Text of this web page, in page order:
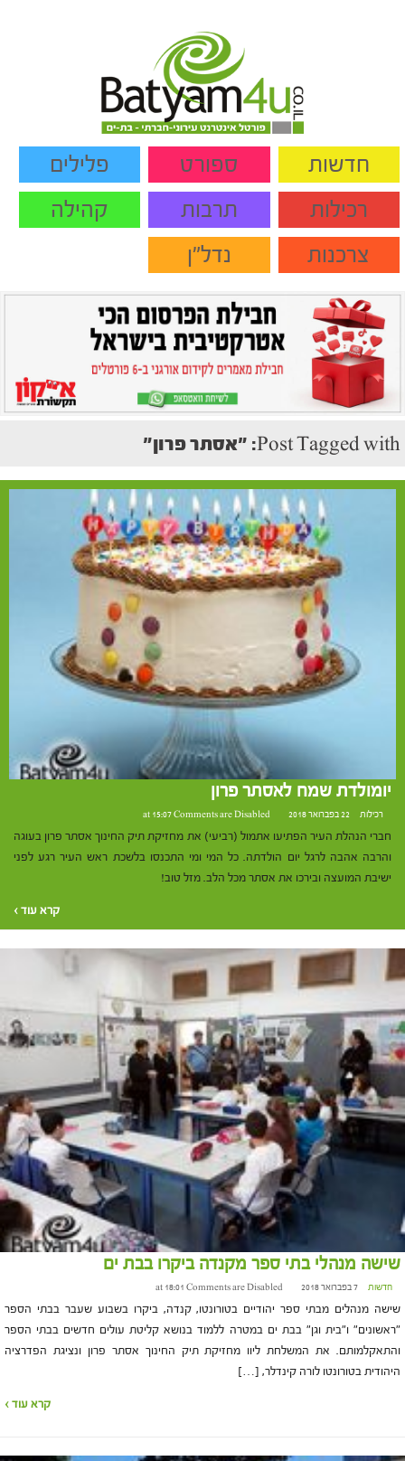
חדשות ספורט
פלילים
רכילות
תרבות
קהילה
צרכנות
נדל"ן
Post Tagged with: "אסתר פרון"
יומולדת שמח לאסתר פרון
רכילות 22 בפברואר 2018 at 15:07 Comments are Disabled
חברי הנהלת העיר הפתיעו אתמול (רביעי) את מחזיקת תיק החינוך אסתר פרון בעוגה
והרבה אהבה לרגל יום הולדתה. כל המי ומי התכנסו בלשכת ראש העיר רגע לפני
ישיבת המועצה ובירכו את אסתר מכל הלב. מזל טוב!
קרא עוד ›
שישה מנהלי בתי ספר מקנדה ביקרו בבת ים
חדשות 7 בפברואר 2018 at 18:01 Comments are Disabled
שישה מנהלים מבתי ספר יהודיים בטורונטו, קנדה, ביקרו בשבוע שעבר בבתי הספר
"ראשונים" ו"בית וגן" בבת ים במטרה ללמוד בנושא קליטת עולים חדשים בבתי הספר
והתאקלמותם. את המשלחת ליוו מחזיקת תיק החינוך אסתר פרון ונציגת הפדרציה
היהודית בטורונטו לורה קינדלר, […]
קרא עוד ›